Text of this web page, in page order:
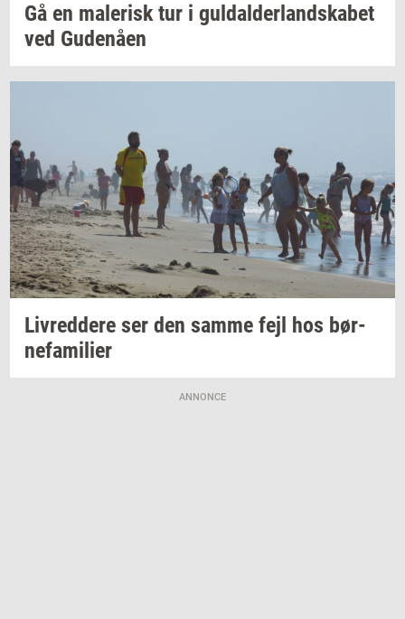
Gå en ma­le­risktur i gul­dal­der­land­ska­bet
ved Gu­denå­en
Liv­red­dere ser den samme fejl hos bør­
ne­fa­mi­li­er
ANNONCE